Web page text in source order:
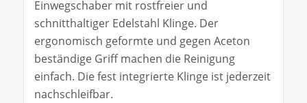
Einwegschaber mit rostfreier und
schnitthaltiger Edelstahl Klinge. Der
ergonomisch geformte und gegen Aceton
beständige Griff machen die Reinigung
einfach. Die fest integrierte Klinge ist jederzeit
nachschleifbar.